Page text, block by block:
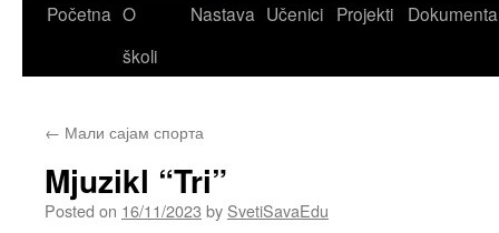
Skip
Početna O
školi
Nastava Učenici Projekti Dokumenta
← Мали сајам спорта
Mjuzikl “Tri”
Posted on 16/11/2023 by SvetiSavaEdu